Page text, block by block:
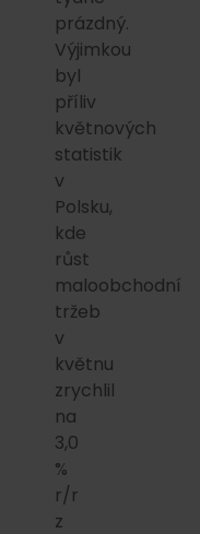
prázdný.
Výjimkou
byl
příliv
květnových
statistik
v
Polsku,
kde
růst
maloobchodní
tržeb
v
květnu
zrychlil
na
3,0
%
r/r
z